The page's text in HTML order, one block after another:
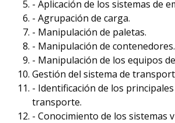
- Aplicación de los sistemas de
- Agrupación de carga.
- Manipulación de paletas.
- Manipulación de contenedores.
- Manipulación de los equipos
Gestión del sistema de
- Identificación de los
transporte.
- Conocimiento de los sistemas